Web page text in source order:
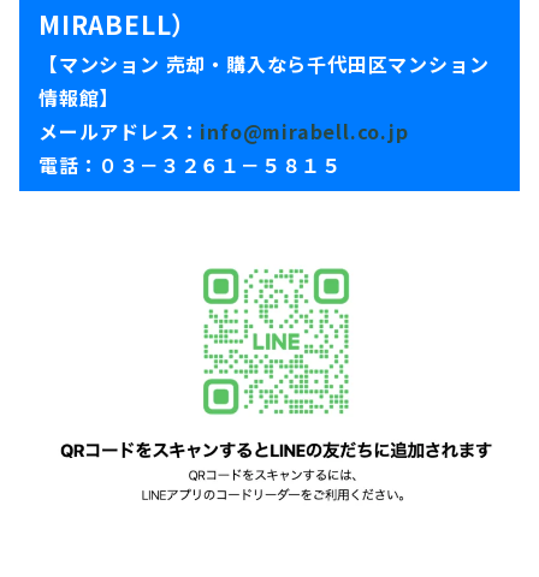
MIRABELL）
【マンション 売却・購入なら千代田区マンション
情報館】
メールアドレス： info@mirabell.co.jp
電話：０３－３２６１－５８１５